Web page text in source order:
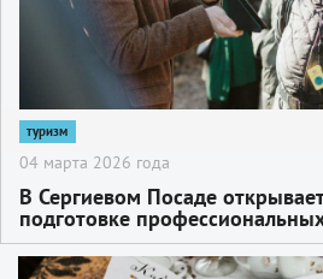
туризм
04 марта 2026 года
В Сергиевом Посаде
подготовке